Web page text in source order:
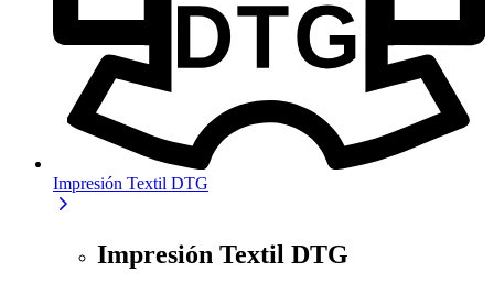
Impresión Textil DTG
Impresión Textil DTG